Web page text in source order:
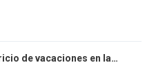
de vacaciones en la…